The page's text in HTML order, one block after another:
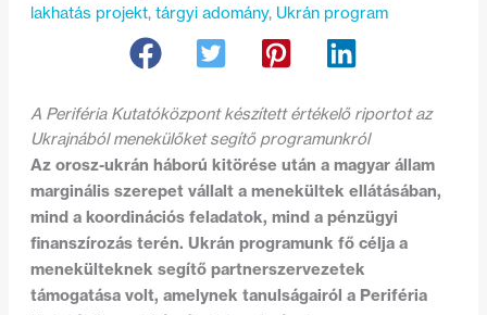
lakhatás projekt, tárgyi adomány, Ukrán program
A Periféria Kutatóközpont készített értékelő riportot az
Ukrajnából menekülőket segítő programunkról
Az orosz-ukrán háború kitörése után a magyar állam
marginális szerepet vállalt a menekültek ellátásában,
mind a koordinációs feladatok, mind a pénzügyi
finanszírozás terén. Ukrán programunk fő célja a
menekülteknek segítő partnerszervezetek
támogatása volt, amelynek tanulságairól a Periféria